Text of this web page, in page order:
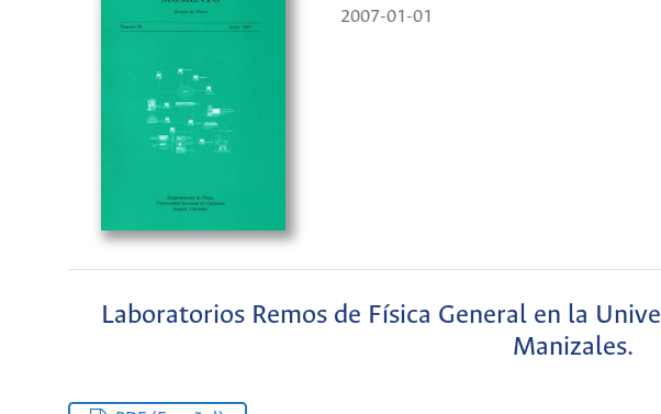
2007-01-01
Laboratorios Remos de Física General en la
Manizales.